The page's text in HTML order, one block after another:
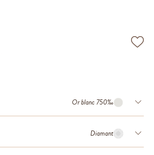
Or blanc 750‰
Diamant